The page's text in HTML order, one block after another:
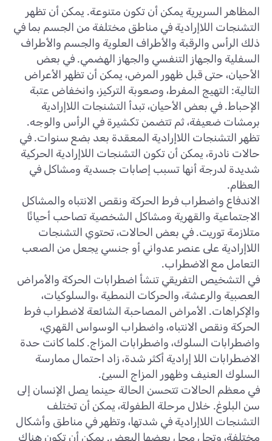
المظاهر السريرية يمكن أن تكون متنوعة. يمكن أن تظهر
التشنجات اللاإرادية في مناطق مختلفة من الجسم بما في
ذلك الرأس والرقبة والأطراف العلوية والجسم والأطراف
السفلية والجهاز التنفسي والجهاز الهضمي. في بعض
الأحيان، حتى قبل ظهور المرض، يمكن أن تظهر الأعراض
التالية: التهيج المفرط، وصعوبة التركيز، وانخفاض عتبة
الإحباط. في بعض الأحيان، تبدأ التشنجات اللاإرادية
برمشات ضعيفة، ثم تتضمن تكشيرة في الرأس والوجه.
تظهر التشنجات اللاإرادية المعقدة بعد بضع سنوات. في
حالات نادرة، يمكن أن تكون التشنجات اللاإرادية الحركية
شديدة لدرجة أنها تسبب إصابات جسدية ومشاكل في
العظام.
الاندفاع واضطراب فرط الحركة ونقص الانتباه والمشاكل
الاجتماعية والقهرية ومشاكل الشخصية تصاحب أحيانًا
متلازمة توريت. في بعض الحالات، تحتوي التشنجات
اللاإرادية على عنصر عدواني أو جنسي يجعل من الصعب
التعامل مع الاضطراب.
في التشخيص التفريقي تنشأ اضطرابات الحركة والأمراض
العصبية والرعشة، والحركات النمطية ،والسلوكيات،
والإكراهات. الأمراض المصاحبة الشائعة لاضطراب فرط
الحركة ونقص الانتباه، واضطراب الوسواس القهري،
واضطرابات السلوك، واضطرابات المزاج. كلما كانت حدة
الاضطرابات اللا إرادية أكثر شدة، زاد احتمال ممارسة
السلوك العنيف وظهور المزاج السيئ.
في معظم الحالات تتحسن الحالة حينما يصل الإنسان إلى
سن البلوغ. خلال مرحلة الطفولة، يمكن أن تختلف
التشنجات اللاإرادية في شدتها، وتظهر في مناطق وأشكال
مختلفة، وتحل محل بعضها البعض. يمكن أن تكون هناك